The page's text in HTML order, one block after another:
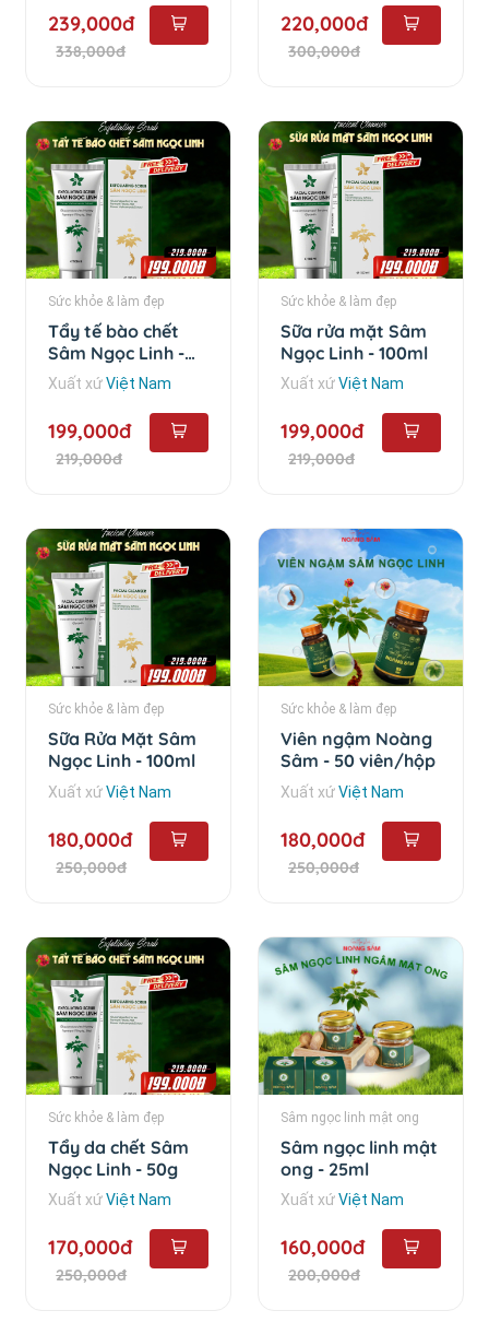
239,000đ
338,000đ
220,000đ
300,000đ
Sức khỏe & làm đẹp
Tẩy tế bào chết
Sâm Ngọc Linh -
100ml
Xuất xứViệt Nam
199,000đ
219,000đ
Sức khỏe & làm đẹp
Sữa rửa mặt Sâm
Ngọc Linh - 100ml
Xuất xứViệt Nam
199,000đ
219,000đ
Sức khỏe & làm đẹp
Sữa Rửa Mặt Sâm
Ngọc Linh - 100ml
Xuất xứViệt Nam
180,000đ
250,000đ
Sức khỏe & làm đẹp
Viên ngậm Noàng
Sâm - 50 viên/hộp
Xuất xứViệt Nam
180,000đ
250,000đ
Sức khỏe & làm đẹp
Tẩy da chết Sâm
Ngọc Linh - 50g
Xuất xứViệt Nam
170,000đ
250,000đ
Sâm ngọc linh mật ong
Sâm ngọc linh mật
ong - 25ml
Xuất xứViệt Nam
160,000đ
200,000đ